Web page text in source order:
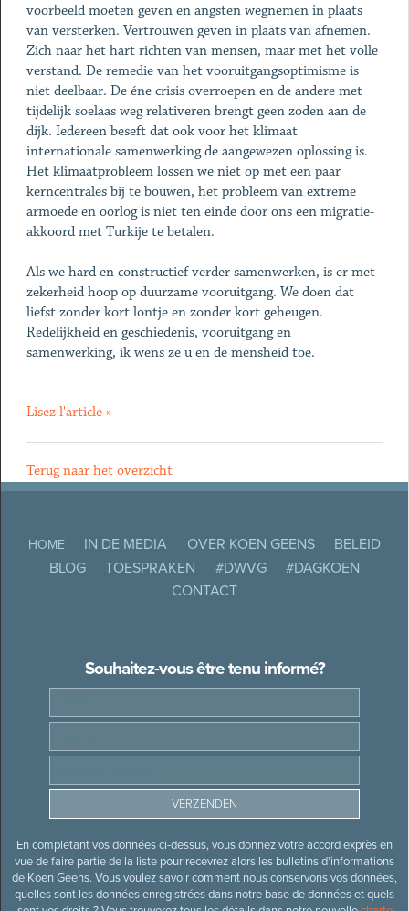
voorbeeld moeten geven en angsten wegnemen in plaats
van versterken. Vertrouwen geven in plaats van afnemen.
Zich naar het hart richten van mensen, maar met het volle
verstand. De remedie van het vooruitgangsoptimisme is
niet deelbaar. De éne crisis overroepen en de andere met
tijdelijk soelaas weg relativeren brengt geen zoden aan de
dijk. Iedereen beseft dat ook voor het klimaat
internationale samenwerking de aangewezen oplossing is.
Het klimaatprobleem lossen we niet op met een paar
kerncentrales bij te bouwen, het probleem van extreme
armoede en oorlog is niet ten einde door ons een migratie-
akkoord met Turkije te betalen.
Als we hard en constructief verder samenwerken, is er met
zekerheid hoop op duurzame vooruitgang. We doen dat
liefst zonder kort lontje en zonder kort geheugen.
Redelijkheid en geschiedenis, vooruitgang en
samenwerking, ik wens ze u en de mensheid toe.
Lisez l'article »
Terug naar het overzicht
HOME IN DE MEDIA OVER KOEN GEENS
BELEID
BLOG
TOESPRAKEN #DWVG
#DAGKOEN
CONTACT
Souhaitez-vous être tenu informé?
En complétant vos données ci-dessus, vous donnez votre accord exprès en
vue de faire partie de la liste pour recevrez alors les bulletins d’informations
de Koen Geens. Vous voulez savoir comment nous conservons vos données,
quelles sont les données enregistrées dans notre base de données et quels